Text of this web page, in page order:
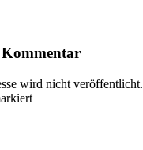
Kommentar
wird nicht veröffentlicht.